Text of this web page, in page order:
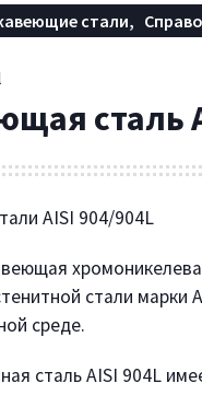
стали,
сталь
AISI 904/904L
стали марки
среде.
сталь AISI 904L